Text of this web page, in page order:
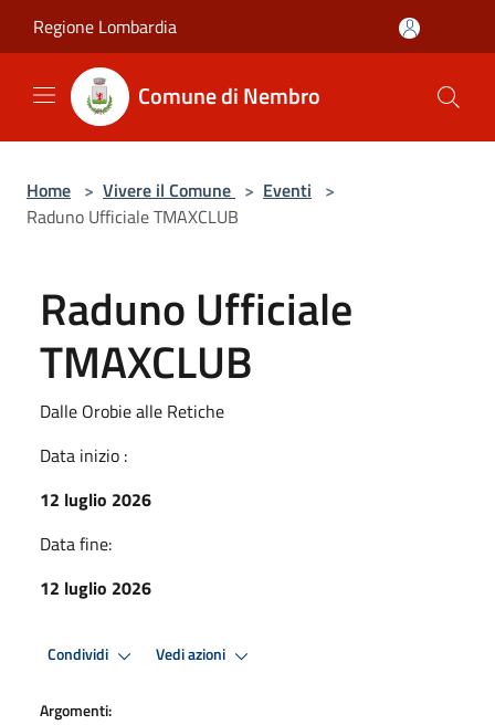
Regione Lombardia
Comune di Nembro
Home > Vivere il Comune > Eventi >
Raduno Ufficiale TMAXCLUB
Raduno Ufficiale
TMAXCLUB
Dalle Orobie alle Retiche
Data inizio :
12 luglio 2026
Data fine:
12 luglio 2026
Condividi Vedi azioni
Argomenti: